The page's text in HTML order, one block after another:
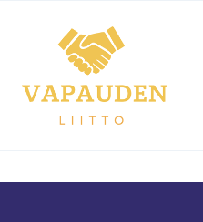
sisältöön